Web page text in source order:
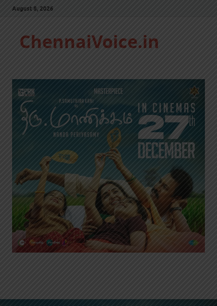
August 8, 2026
ChennaiVoice.in